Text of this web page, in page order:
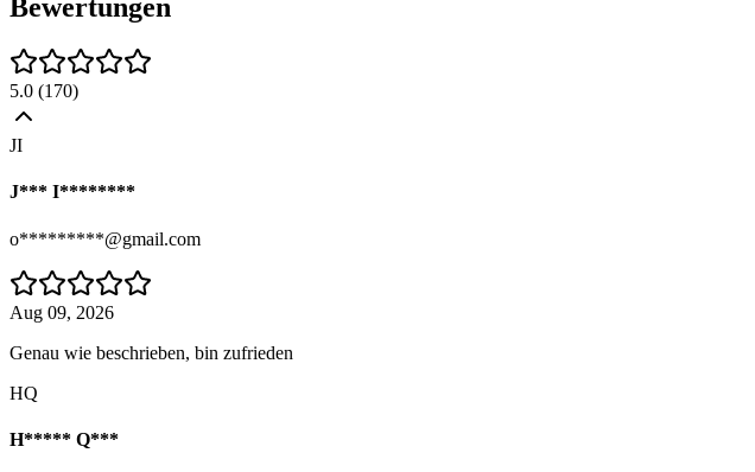
Bewertungen
5.0 (170)
JI
J*** I********
o*********@gmail.com
Aug 09, 2026
Genau wie beschrieben, bin zufrieden
HQ
H***** Q***